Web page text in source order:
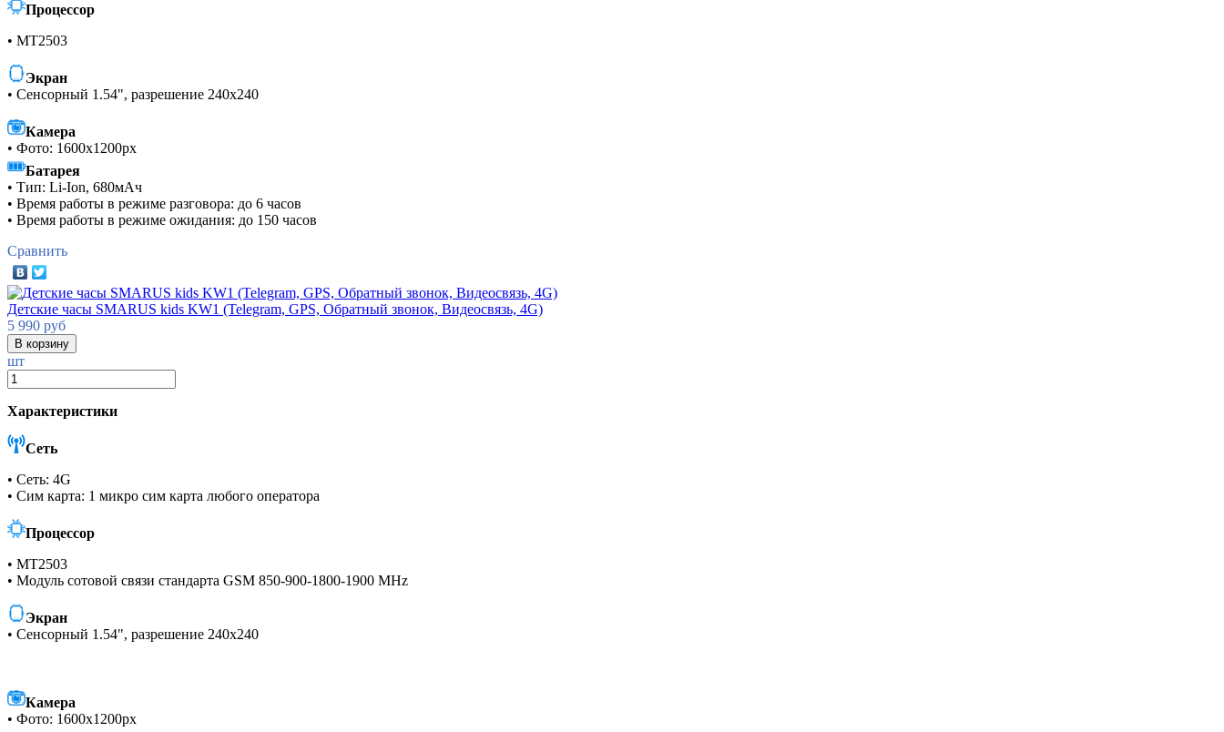
Процессор
• MT2503
Экран
• Сенсорный 1.54", разрешение 240x240
Камера
• Фото: 1600х1200px
Батарея
• Тип: Li-Ion, 680мАч
• Время работы в режиме разговора: до 6 часов
• Время работы в режиме ожидания: до 150 часов
Сравнить
Детские часы SMARUS kids KW1 (Telegram, GPS, Обратный звонок, Видеосвязь, 4G)
5 990 руб
шт
Характеристики
Сеть
• Сеть: 4G
• Сим карта: 1 микро сим карта любого оператора
Процессор
• MT2503
• Модуль сотовой связи стандарта GSM 850-900-1800-1900 MHz
Экран
• Сенсорный 1.54", разрешение 240x240
Камера
• Фото: 1600х1200px